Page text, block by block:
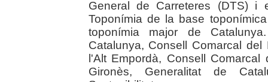
General de Carreteres (DTS) i
Toponímia de la base
toponímia major de
Catalunya, Consell Comarcal
l'Alt Empordà, Consell
Gironès, Generalitat de